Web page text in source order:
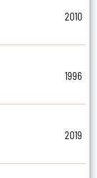
2010
1996
2019